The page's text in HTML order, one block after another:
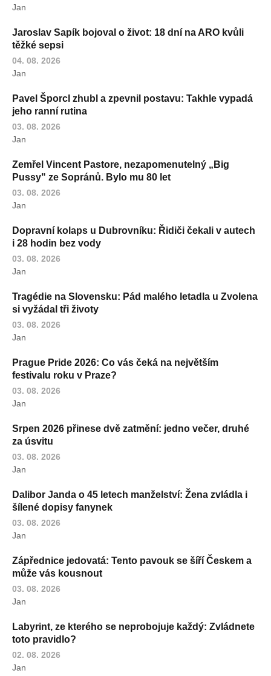
Jan
Jaroslav Sapík bojoval o život: 18 dní na ARO kvůli
těžké sepsi
04. 08. 2026
Jan
Pavel Šporcl zhubl a zpevnil postavu: Takhle vypadá
jeho ranní rutina
03. 08. 2026
Jan
Zemřel Vincent Pastore, nezapomenutelný „Big
Pussy" ze Sopránů. Bylo mu 80 let
03. 08. 2026
Jan
Dopravní kolaps u Dubrovníku: Řidiči čekali v autech
i 28 hodin bez vody
03. 08. 2026
Jan
Tragédie na Slovensku: Pád malého letadla u Zvolena
si vyžádal tři životy
03. 08. 2026
Jan
Prague Pride 2026: Co vás čeká na největším
festivalu roku v Praze?
03. 08. 2026
Jan
Srpen 2026 přinese dvě zatmění: jedno večer, druhé
za úsvitu
03. 08. 2026
Jan
Dalibor Janda o 45 letech manželství: Žena zvládla i
šílené dopisy fanynek
03. 08. 2026
Jan
Zápřednice jedovatá: Tento pavouk se šíří Českem a
může vás kousnout
03. 08. 2026
Jan
Labyrint, ze kterého se neprobojuje každý: Zvládnete
toto pravidlo?
02. 08. 2026
Jan